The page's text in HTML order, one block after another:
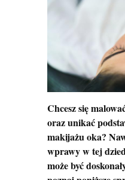
Chcesz się
oraz unikać
makijażu oka?
wprawy w tej
może być